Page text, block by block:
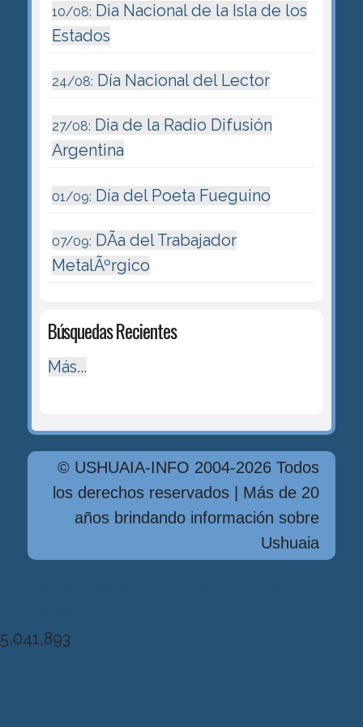
10/08: Dia Nacional de la Isla de los
Estados
24/08: Día Nacional del Lector
27/08: Dia de la Radio Difusión
Argentina
01/09: Día del Poeta Fueguino
07/09: DÃ­a del Trabajador
MetalÃºrgico
Búsquedas Recientes
Más...
© USHUAIA-INFO 2004-2026 Todos
los derechos reservados | Más de 20
años brindando información sobre
Ushuaia
5,041,893